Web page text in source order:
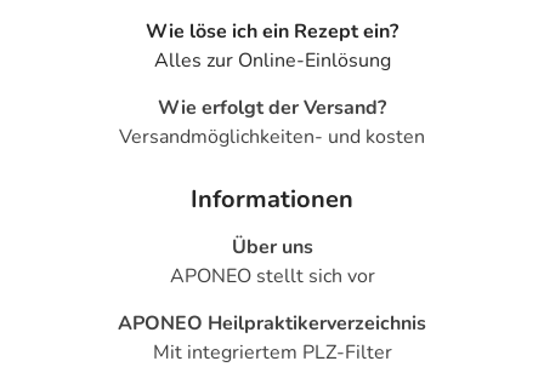
Wie löse ich ein Rezept ein?
Alles zur Online-Einlösung
Wie erfolgt der Versand?
Versandmöglichkeiten- und kosten
Informationen
Über uns
APONEO stellt sich vor
APONEO Heilpraktikerverzeichnis
Mit integriertem PLZ-Filter